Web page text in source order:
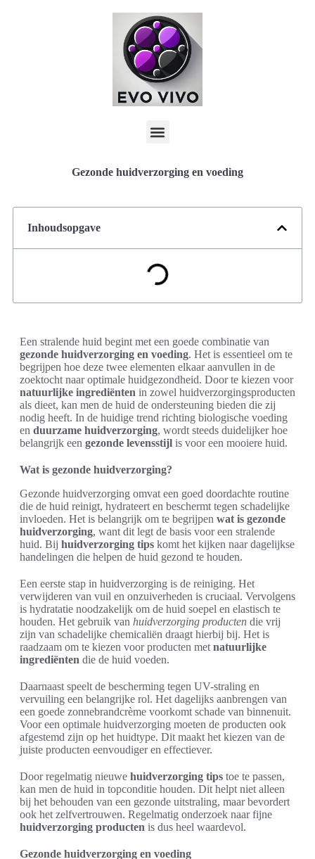
Gezonde huidverzorging en voeding
Inhoudsopgave
Een stralende huid begint met een goede combinatie van
gezonde huidverzorging en voeding. Het is essentieel om te
begrijpen hoe deze twee elementen elkaar aanvullen in de
zoektocht naar optimale huidgezondheid. Door te kiezen voor
natuurlijke ingrediënten in zowel huidverzorgingsproducten
als dieet, kan men de huid de ondersteuning bieden die zij
nodig heeft. In de huidige trend richting biologische voeding
en duurzame huidverzorging, wordt steeds duidelijker hoe
belangrijk een gezonde levensstijl is voor een mooiere huid.
Wat is gezonde huidverzorging?
Gezonde huidverzorging omvat een goed doordachte routine
die de huid reinigt, hydrateert en beschermt tegen schadelijke
invloeden. Het is belangrijk om te begrijpen wat is gezonde
huidverzorging, want dit legt de basis voor een stralende
huid. Bij huidverzorging tips komt het kijken naar dagelijkse
handelingen die helpen de huid gezond te houden.
Een eerste stap in huidverzorging is de reiniging. Het
verwijderen van vuil en onzuiverheden is cruciaal. Vervolgens
is hydratatie noodzakelijk om de huid soepel en elastisch te
houden. Het gebruik van huidverzorging producten die vrij
zijn van schadelijke chemicaliën draagt hierbij bij. Het is
raadzaam om te kiezen voor producten met natuurlijke
ingrediënten die de huid voeden.
Daarnaast speelt de bescherming tegen UV-straling en
vervuiling een belangrijke rol. Het dagelijks aanbrengen van
een goede zonnebrandcrème voorkomt schade van binnenuit.
Voor een optimale huidverzorging moeten de producten ook
afgestemd zijn op het huidtype. Dit maakt het kiezen van de
juiste producten eenvoudiger en effectiever.
Door regelmatig nieuwe huidverzorging tips toe te passen,
kan men de huid in topconditie houden. Dit helpt niet alleen
bij het behouden van een gezonde uitstraling, maar bevordert
ook het zelfvertrouwen. Regelmatig onderzoek naar fijne
huidverzorging producten is dus heel waardevol.
Gezonde huidverzorging en voeding